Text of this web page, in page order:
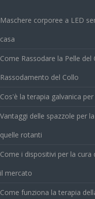
Maschere corporee a LED
casa
Come Rassodare la Pelle
Rassodamento del Collo
Cos'è la terapia galvanica per
Vantaggi delle spazzole per
quelle rotanti
Come i dispositivi per la
il mercato
Come funziona la terapia